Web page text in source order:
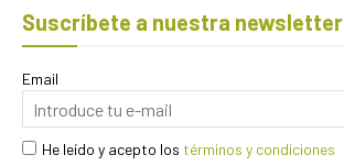
Suscríbete a nuestra newsletter
Email
He leído y acepto los términos y condiciones